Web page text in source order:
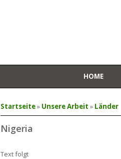
HOME
Sie sind hier
Startseite» Unsere Arbeit » Länder
Nigeria
Text folgt